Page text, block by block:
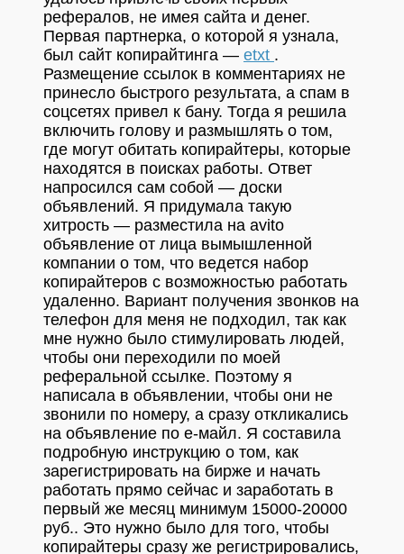
рефералов, не имея сайта и денег.
Первая партнерка, о которой я узнала,
был сайт копирайтинга — etxt .
Размещение ссылок в комментариях не
принесло быстрого результата, а спам в
соцсетях привел к бану. Тогда я решила
включить голову и размышлять о том,
где могут обитать копирайтеры, которые
находятся в поисках работы. Ответ
напросился сам собой — доски
объявлений. Я придумала такую
хитрость — разместила на avito
объявление от лица вымышленной
компании о том, что ведется набор
копирайтеров с возможностью работать
удаленно. Вариант получения звонков на
телефон для меня не подходил, так как
мне нужно было стимулировать людей,
чтобы они переходили по моей
реферальной ссылке. Поэтому я
написала в объявлении, чтобы они не
звонили по номеру, а сразу откликались
на объявление по е-майл. Я составила
подробную инструкцию о том, как
зарегистрировать на бирже и начать
работать прямо сейчас и заработать в
первый же месяц минимум 15000-20000
руб.. Это нужно было для того, чтобы
копирайтеры сразу же регистрировались,